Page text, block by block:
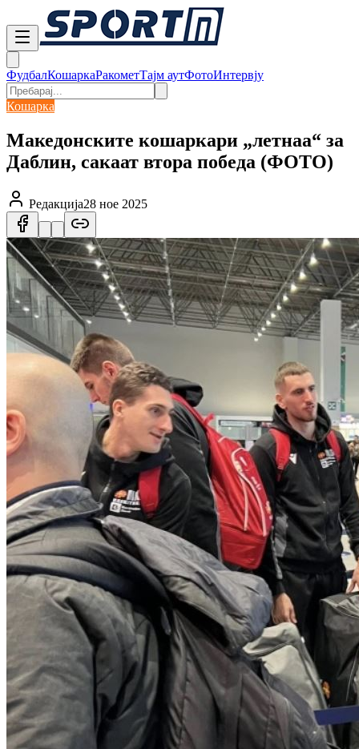
ФудбалКошаркаРакометТајм аутФотоИнтервју
Кошарка
Македонските кошаркари „летнаа“ за
Даблин, сакаат втора победа (ФОТО)
Редакција28 ное 2025